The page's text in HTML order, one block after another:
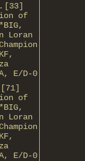
[33]
of
Loran
E/D-0
[71]
of
Loran
E/D-0